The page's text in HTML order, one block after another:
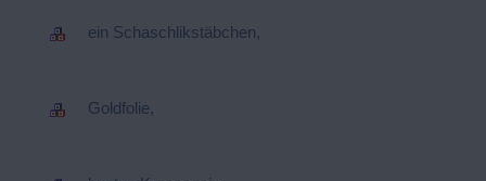
ein Schaschlikstäbchen,
Goldfolie,